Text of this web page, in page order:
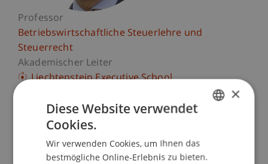
Professor
Betriebswirtschaftliche Steuerlehre und
Steuerrecht
Akademischer Leiter
Liechtenstein Executive School
Universität Liechtenstein
Fürst-Franz-Josef-Strasse
Liechtenstein
×
Diese Website verwendet
Cookies.
Wir verwenden Cookies, um Ihnen das
bestmögliche Online-Erlebnis zu bieten.